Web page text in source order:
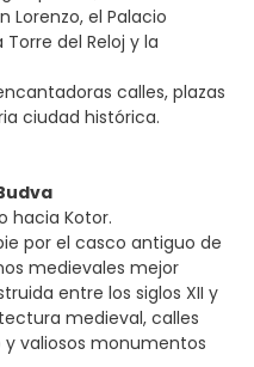
Lorenzo, el Palacio
del Reloj y la
calles, plazas
ciudad histórica.
hacia Kotor.
por el casco antiguo de
medievales mejor
entre los siglos XII y
medieval, calles
valiosos monumentos